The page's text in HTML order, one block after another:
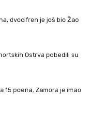
dvocifren je još bio Žao
Ostrva pobedili su
15 poena, Zamora je imao